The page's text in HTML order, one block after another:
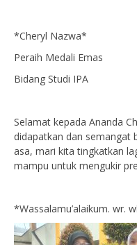
*Cheryl Nazwa*
Peraih Medali Emas
Bidang Studi IPA
Selamat kepada Ananda
didapatkan dan semangat
asa, mari kita tingkatkan
mampu untuk mengukir
*Wassalamu’alaikum. wr.